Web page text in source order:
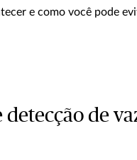
e como você pode
detecção de